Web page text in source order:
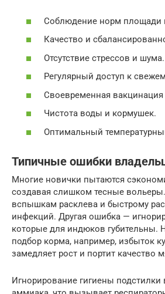
Соблюдение норм площади
Качество и
Отсутствие стрессов и шума.
Регулярный доступ к
Своевременная
Чистота воды и кормушек.
Оптимальный
Типичные ошибки
Многие новички пытаются
создавая слишком тесные
вспышкам расклева и быстрому
инфекций. Другая ошибка —
которые для индюков губительны.
подбор корма, например, избыток
замедляет рост и портит качество
Игнорирование гигиены